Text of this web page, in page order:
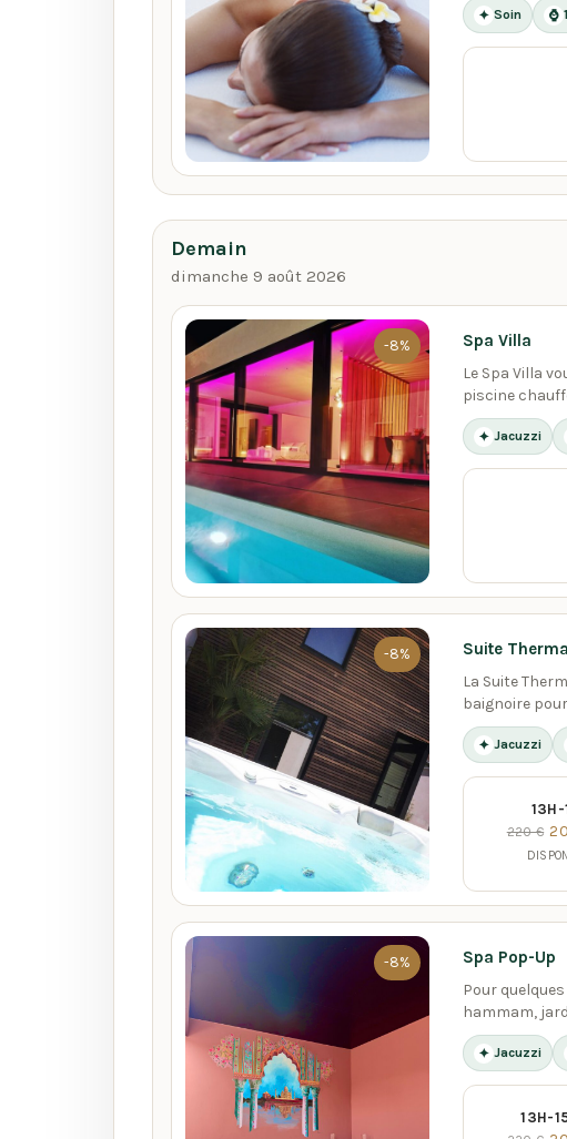
✦ Soin ⌚
Demain
dimanche 9 août 2026
-8% Spa Villa
Le Spa Villa
piscine
✦ Jacuzzi
-8% Suite
La Suite
baignoire
✦ Jacuzzi
13H-
220 €
-8% Spa Pop-Up
Pour
hammam,
✦ Jacuzzi
13H-